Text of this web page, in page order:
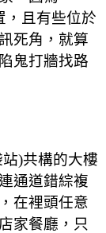
，且有些位於
死角，就算
鬼打牆找路
)共構的大樓
通道錯綜複
在裡頭任意
家餐廳，只